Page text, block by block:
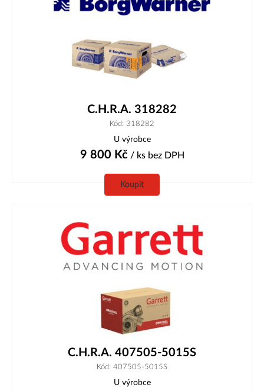
C.H.R.A. 318282
Kód: 318282
U výrobce
9 800 Kč/ ks bez DPH
Koupit
C.H.R.A. 407505-5015S
Kód: 407505-5015S
U výrobce